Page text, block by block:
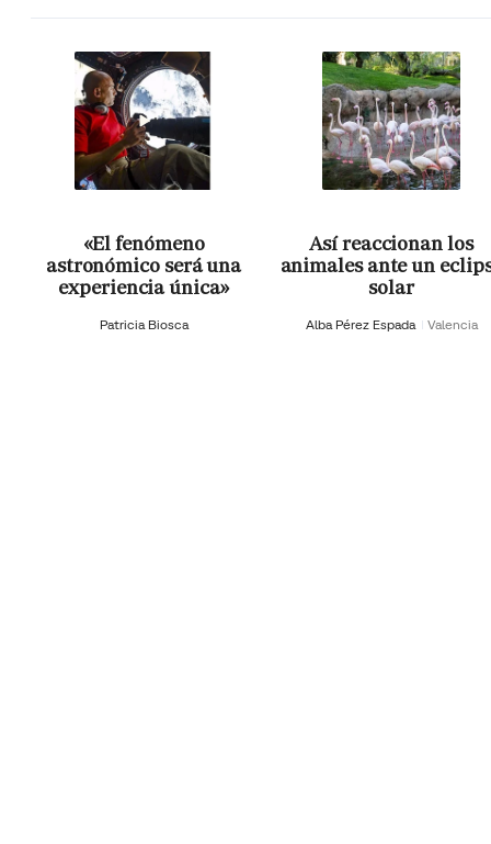
«El fenómeno
astronómico será una
experiencia única»
Patricia Biosca
Así reaccionan los
animales ante un
solar
Alba Pérez Espada Valencia